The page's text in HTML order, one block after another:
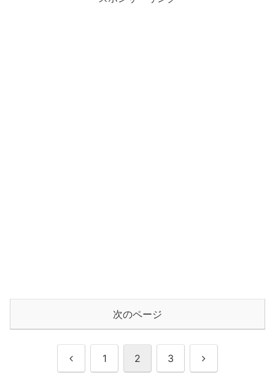
次のページ
前 1 2 3 次